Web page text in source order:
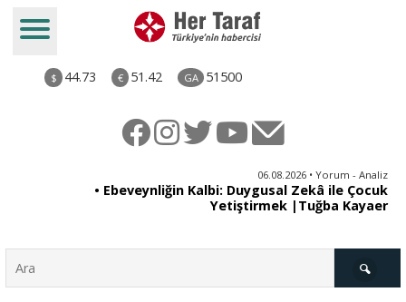
$ 44.73 € 51.42 GA 51500
06.08.2026 • Yorum - Analiz
• Ebeveynliğin Kalbi: Duygusal Zekâ ile Çocuk
Yetiştirmek |Tuğba Kayaer